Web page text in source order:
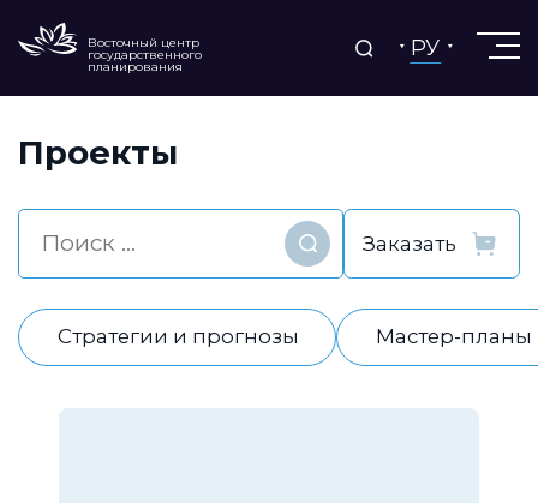
Восточный центр
государственного
планирования
РУ
Проекты
Найти
Стратегии и прогнозы Мастер-планы